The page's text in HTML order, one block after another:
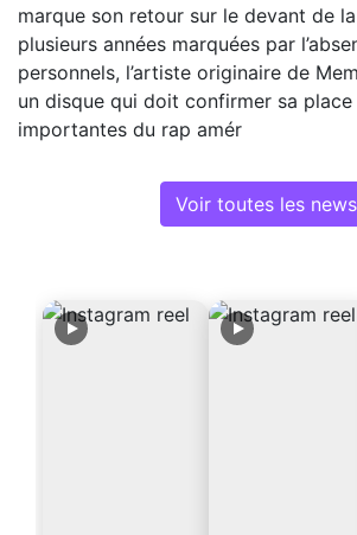
marque son retour sur le devant de
plusieurs années marquées par
personnels, l’artiste originaire de
un disque qui doit confirmer sa
importantes du rap amér
Voir toutes les news